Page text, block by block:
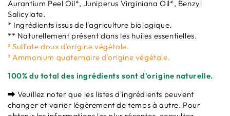
Aurantium Peel Oil*, Juniperus Virginiana Oil*, Benzyl
Salicylate.
* Ingrédients issus de l'agriculture biologique.
** Naturellement présent dans les huiles essentielles.
² Sulfate doux d'origine végétale.
³ Ammonium quaternaire d'origine végétale.
100% du total des ingrédients sont d'origine naturelle.
⮕ Veuillez noter que les listes d'ingrédients peuvent
changer et varier légèrement de temps à autre. Pour